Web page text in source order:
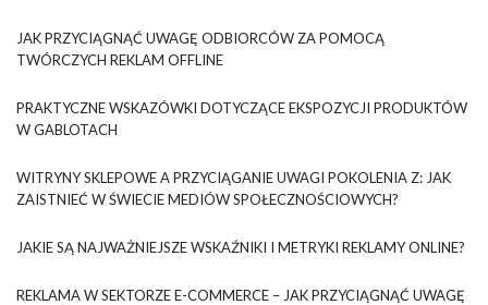
JAK PRZYCIĄGNĄĆ UWAGĘ ODBIORCÓW ZA POMOCĄ
TWÓRCZYCH REKLAM OFFLINE
PRAKTYCZNE WSKAZÓWKI DOTYCZĄCE EKSPOZYCJI PRODUKTÓW
W GABLOTACH
WITRYNY SKLEPOWE A PRZYCIĄGANIE UWAGI POKOLENIA Z: JAK
ZAISTNIEĆ W ŚWIECIE MEDIÓW SPOŁECZNOŚCIOWYCH?
JAKIE SĄ NAJWAŻNIEJSZE WSKAŹNIKI I METRYKI REKLAMY ONLINE?
REKLAMA W SEKTORZE E-COMMERCE – JAK PRZYCIĄGNĄĆ UWAGĘ